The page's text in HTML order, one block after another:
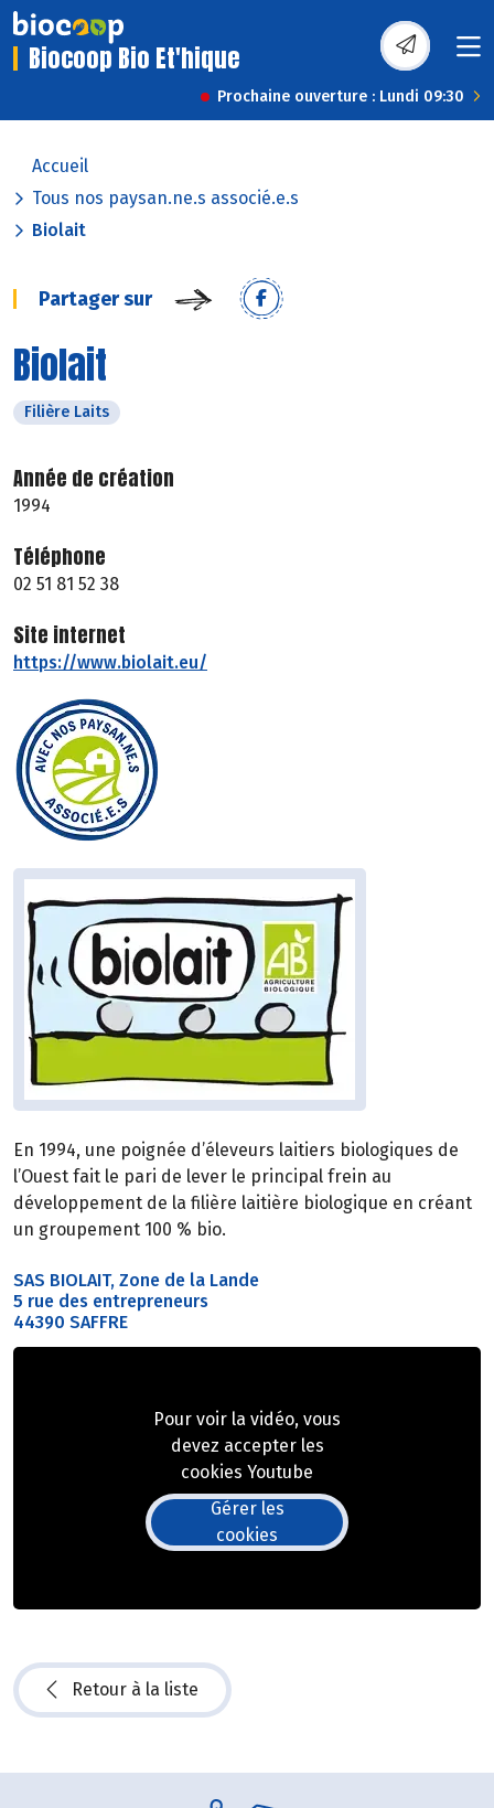
Biocoop Bio Et'hique
Prochaine ouverture : Lundi 09:30
Accueil
Tous nos paysan.ne.s associé.e.s
Biolait
Partager sur
Biolait
Filière Laits
Année de création
1994
Téléphone
02 51 81 52 38
Site internet
https://www.biolait.eu/
En 1994, une poignée d’éleveurs laitiers biologiques de
l’Ouest fait le pari de lever le principal frein au
développement de la filière laitière biologique en créant
un groupement 100 % bio.
SAS BIOLAIT, Zone de la Lande
5 rue des entrepreneurs
44390 SAFFRE
Pour voir la vidéo, vous
devez accepter les
cookies Youtube
Gérer les
cookies
Retour à la liste